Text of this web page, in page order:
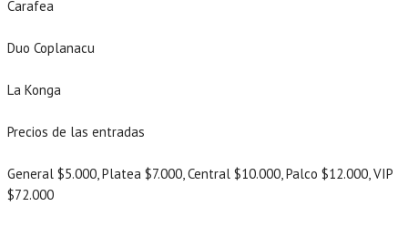
Carafea
Duo Coplanacu
La Konga
Precios de las entradas
General $5.000, Platea $7.000, Central $10.000, Palco $12.000, VIP
$72.000